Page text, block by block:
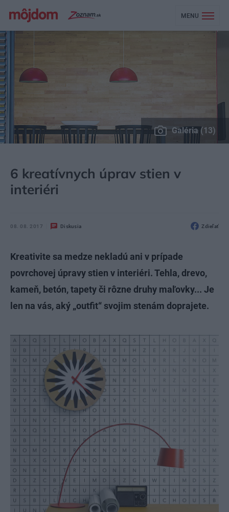
MENU
Galéria (13)
6 kreatívnych úprav stien v
interiéri
08. 08. 2017 Diskusia Zdieľať
Kreativite sa medze nekladú ani v prípade
povrchovej úpravy stien v interiéri. Tehla, drevo,
kameň, betón, tapety či rôzne druhy maľovky... Je
len na vás, aký „outfit“ svojim stenám doprajete.